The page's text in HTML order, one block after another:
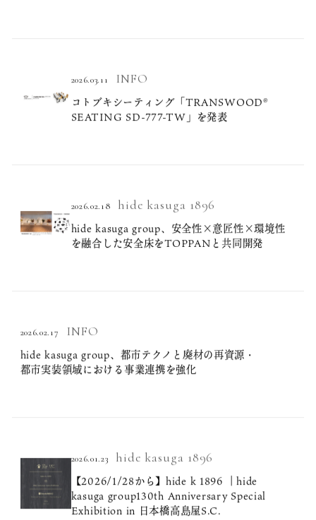
2026.03.11 INFO
コトブキシーティング「TRANSWOOD®
SEATING SD-777-TW」を発表
2026.02.18 hide kasuga 1896
hide kasuga group、安全性×意匠性×環境性
を融合した安全床をTOPPANと共同開発
2026.02.17 INFO
hide kasuga group、都市テクノと廃材の再資源・
都市実装領域における事業連携を強化
2026.01.23 hide kasuga 1896
【2026/1/28から】hide k 1896 ｜hide
kasuga group130th Anniversary Special
Exhibition in 日本橋高島屋S.C.